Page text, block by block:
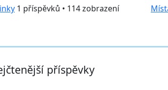
1 příspěvků • 114 zobrazení
příspěvky